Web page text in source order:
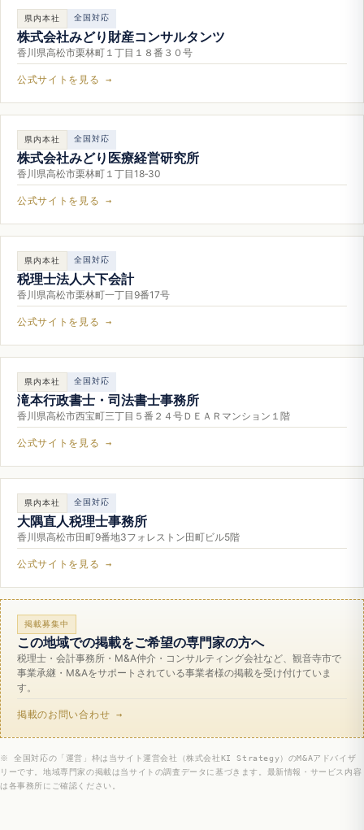
県内本社 全国対応
株式会社みどり財産コンサルタンツ
香川県高松市栗林町１丁目１８番３０号
公式サイトを見る →
県内本社 全国対応
株式会社みどり医療経営研究所
香川県高松市栗林町１丁目18‐30
公式サイトを見る →
県内本社 全国対応
税理士法人大下会計
香川県高松市栗林町一丁目9番17号
公式サイトを見る →
県内本社 全国対応
滝本行政書士・司法書士事務所
香川県高松市西宝町三丁目５番２４号ＤＥＡＲマンション１階
公式サイトを見る →
県内本社 全国対応
大隅直人税理士事務所
香川県高松市田町9番地3フォレストン田町ビル5階
公式サイトを見る →
掲載募集中
この地域での掲載をご希望の専門家の方へ
税理士・会計事務所・M&A仲介・コンサルティング会社など、観音寺市で
事業承継・M&Aをサポートされている事業者様の掲載を受け付けていま
す。
掲載のお問い合わせ →
※ 全国対応の「運営」枠は当サイト運営会社（株式会社KI Strategy）のM&Aアドバイザ
リーです。地域専門家の掲載は当サイトの調査データに基づきます。最新情報・サービス内容
は各事務所にご確認ください。